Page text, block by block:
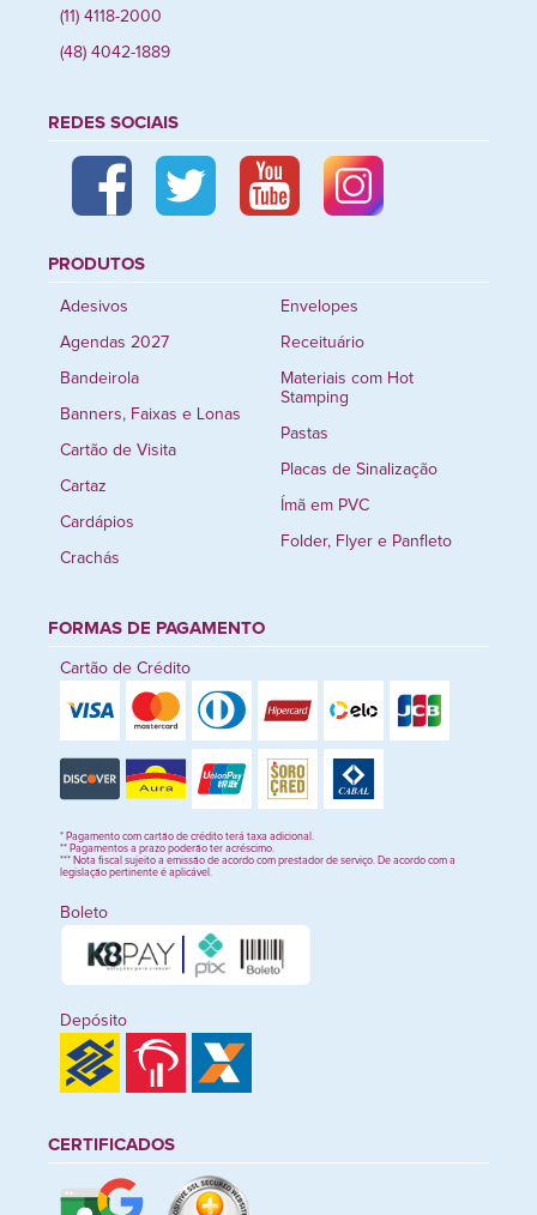
(11) 4118-2000
(48) 4042-1889
REDES SOCIAIS
PRODUTOS
Adesivos
Agendas 2027
Bandeirola
Banners, Faixas e Lonas
Cartão de Visita
Cartaz
Cardápios
Crachás
Envelopes
Receituário
Materiais com Hot
Stamping
Pastas
Placas de Sinalização
Ímã em PVC
Folder, Flyer e Panfleto
FORMAS DE PAGAMENTO
Cartão de Crédito
* Pagamento com cartão de crédito terá taxa adicional.
** Pagamentos a prazo poderão ter acréscimo.
*** Nota fiscal sujeito a emissão de acordo com prestador de serviço. De acordo com a
legislação pertinente é aplicável.
Boleto
Depósito
CERTIFICADOS